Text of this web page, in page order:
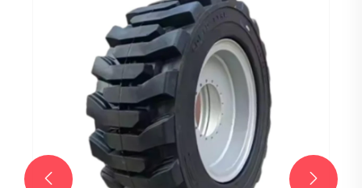
Какви фактори влияят върху
продължителността на живота на
плътните гуми?
Виж повече >>
 